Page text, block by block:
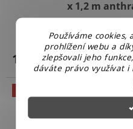
Používáme cookies,
prohlížení webu a
zlepšovali jeho
dáváte právo využívat
x 1,2 m
18 990 Kč